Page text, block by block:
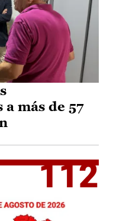
más de 57
112